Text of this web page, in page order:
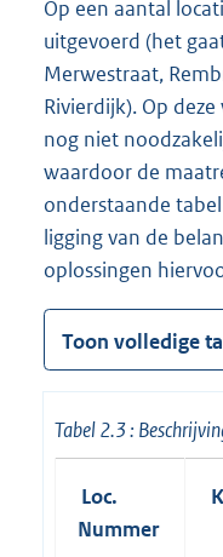
Op een aantal
uitgevoerd (het
Merwestraat,
Rivierdijk). Op
nog niet
waardoor de
onderstaande
ligging van de
oplossingen
Toon volledige
Tabel 2.3 :
Loc.
Nummer